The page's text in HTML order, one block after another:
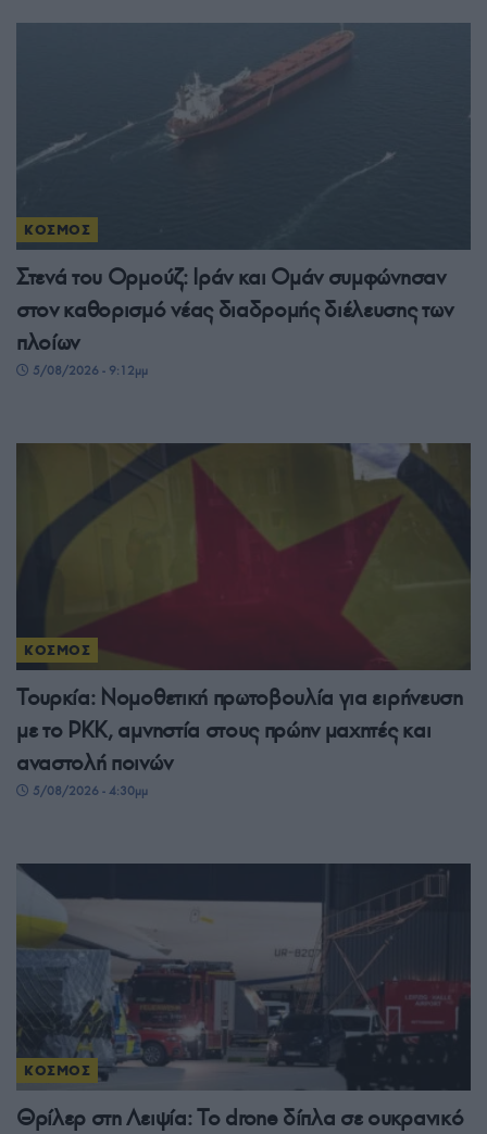
ΚΟΣΜΟΣ
Στενά του Ορμούζ: Ιράν και Ομάν συμφώνησαν
στον καθορισμό νέας διαδρομής διέλευσης των
πλοίων
5/08/2026 - 9:12μμ
ΚΟΣΜΟΣ
Τουρκία: Νομοθετική πρωτοβουλία για ειρήνευση
με το PKK, αμνηστία στους πρώην μαχητές και
αναστολή ποινών
5/08/2026 - 4:30μμ
ΚΟΣΜΟΣ
Θρίλερ στη Λειψία: Το drone δίπλα σε ουκρανικό